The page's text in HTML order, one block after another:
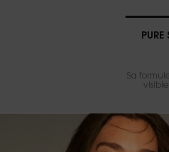
Sa